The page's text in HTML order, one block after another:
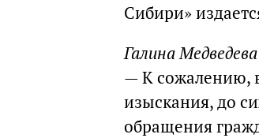
Сибири»
Галина Медведева
— К сожалению,
изыскания, до
обращения